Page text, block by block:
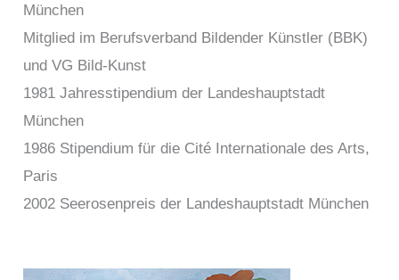
München
Mitglied im Berufsverband Bildender Künstler (BBK)
und VG Bild-Kunst
1981 Jahresstipendium der Landeshauptstadt
München
1986 Stipendium für die Cité Internationale des Arts,
Paris
2002 Seerosenpreis der Landeshauptstadt München